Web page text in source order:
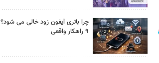
چرا باتری آیفون زود خالی می شود؟
۹ راهکار واقعی